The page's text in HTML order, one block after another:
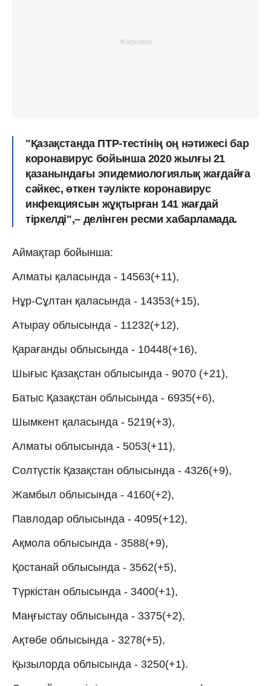
"Қазақстанда ПТР-тестінің оң нәтижесі бар
коронавирус бойынша 2020 жылғы 21
қазанындағы эпидемиологиялық жағдайға
сәйкес, өткен тәулікте коронавирус
инфекциясын жұқтырған 141 жағдай
тіркелді",– делінген ресми хабарламада.
Аймақтар бойынша:
Алматы қаласында - 14563(+11),
Нұр-Сұлтан қаласында - 14353(+15),
Атырау облысында - 11232(+12),
Қарағанды облысында - 10448(+16),
Шығыс Қазақстан облысында - 9070 (+21),
Батыс Қазақстан облысында - 6935(+6),
Шымкент қаласында - 5219(+3),
Алматы облысында - 5053(+11),
Солтүстік Қазақстан облысында - 4326(+9),
Жамбыл облысында - 4160(+2),
Павлодар облысында - 4095(+12),
Ақмола облысында - 3588(+9),
Қостанай облысында - 3562(+5),
Түркістан облысында - 3400(+1),
Маңғыстау облысында - 3375(+2),
Ақтөбе облысында - 3278(+5),
Қызылорда облысында - 3250(+1).